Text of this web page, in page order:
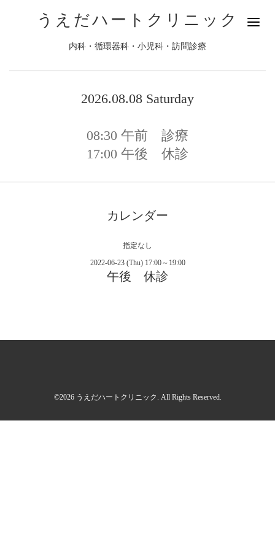
うえだハートクリニック
内科・循環器科・小児科・訪問診療
2026.08.08 Saturday
08:30 午前 診療
17:00 午後 休診
カレンダー
指定なし
2022-06-23 (Thu) 17:00～19:00
午後 休診
©2026 うえだハートクリニック . All Rights Reserved.